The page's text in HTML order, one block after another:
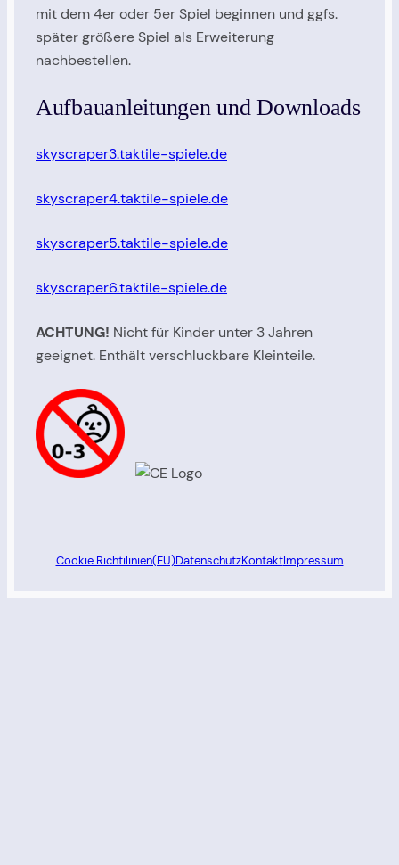
mit dem 4er oder 5er Spiel beginnen und ggfs.
später größere Spiel als Erweiterung
nachbestellen.
Aufbauanleitungen und Downloads
skyscraper3.taktile-spiele.de
skyscraper4.taktile-spiele.de
skyscraper5.taktile-spiele.de
skyscraper6.taktile-spiele.de
ACHTUNG! Nicht für Kinder unter 3 Jahren
geeignet. Enthält verschluckbare Kleinteile.
Cookie Richtilinien(EU)DatenschutzKontaktImpressum